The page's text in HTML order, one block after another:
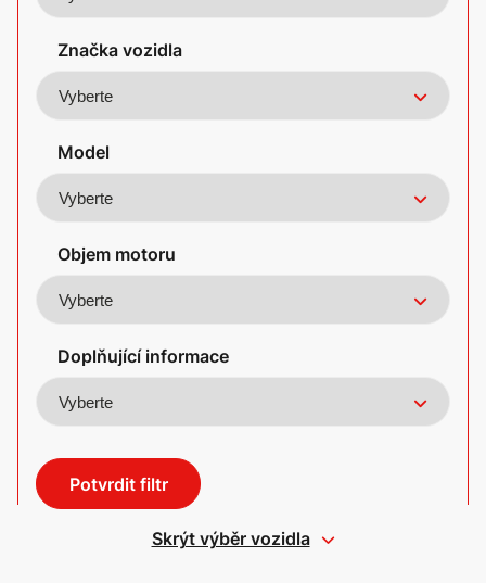
Americké vozy
Značka vozidla
Model
Objem motoru
Doplňující informace
Potvrdit filtr
Skrýt výběr vozidla